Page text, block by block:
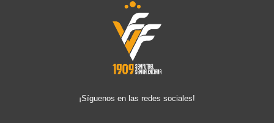
¡Síguenos en las redes sociales!